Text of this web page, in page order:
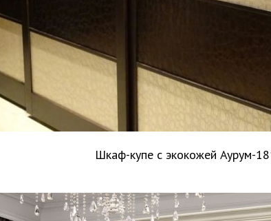
Шкаф-купе с экокожей Аурум-